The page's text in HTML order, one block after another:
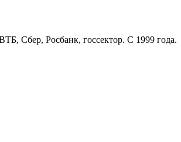
Сбер, Росбанк, госсектор. С 1999 года.